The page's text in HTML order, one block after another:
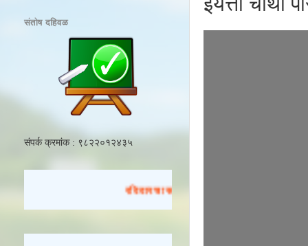
संतोष दहिवळ
संपर्क क्रमांक : ९८२२०१२४३५
रविवारचा सराव